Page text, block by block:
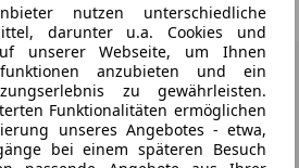
nutzen unterschiedliche
darunter u.a. Cookies und
unserer Webseite, um Ihnen
anzubieten und ein
zu gewährleisten.
Funktionalitäten ermöglichen
unseres Angebotes - etwa,
bei einem späteren Besuch